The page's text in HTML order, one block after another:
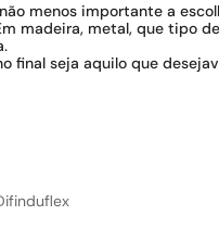
menos importante a
madeira, metal, que tipo
final seja aquilo que
induflex